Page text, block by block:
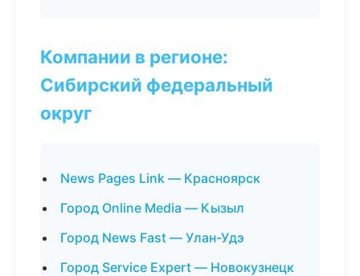
Компании в регионе:
Сибирский федеральный
округ
News Pages Link — Красноярск
Город Online Media — Кызыл
Город News Fast — Улан-Удэ
Город Service Expert — Новокузнецк